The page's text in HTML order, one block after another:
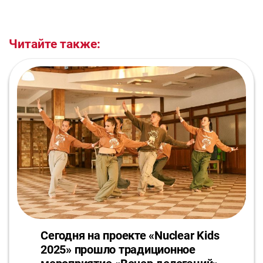
Читайте также:
Сегодня на проекте «Nuclear Kids
2025» прошло традиционное